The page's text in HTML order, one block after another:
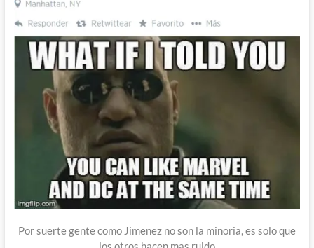
Por suerte gente como Jimenez no son la minoria, es solo que